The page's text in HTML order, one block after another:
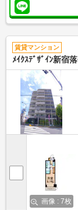
賃貸マンション
ﾒｲｸｽﾃﾞｻﾞｲﾝ新宿
画像 : 7枚